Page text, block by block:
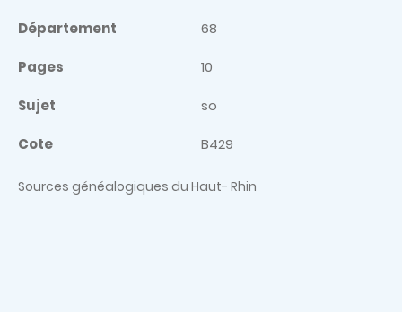
Département 68
Pages 10
Sujet so
Cote B429
Sources généalogiques du Haut- Rhin